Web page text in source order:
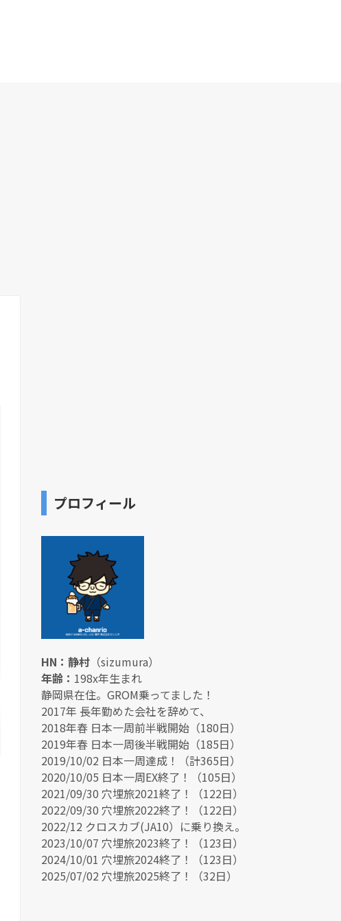
プロフィール
HN：静村 （sizumura）
年齢： 198x年生まれ
静岡県在住。GROM乗ってました！
2017年 長年勤めた会社を辞めて、
2018年春 日本一周前半戦開始（180日）
2019年春 日本一周後半戦開始（185日）
2019/10/02 日本一周達成！（計365日）
2020/10/05 日本一周EX終了！（105日）
2021/09/30 穴埋旅2021終了！（122日）
2022/09/30 穴埋旅2022終了！（122日）
2022/12 クロスカブ(JA10）に乗り換え。
2023/10/07 穴埋旅2023終了！（123日）
2024/10/01 穴埋旅2024終了！（123日）
2025/07/02 穴埋旅2025終了！（32日）